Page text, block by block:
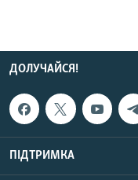
ДОЛУЧАЙСЯ!
ПІДТРИМКА